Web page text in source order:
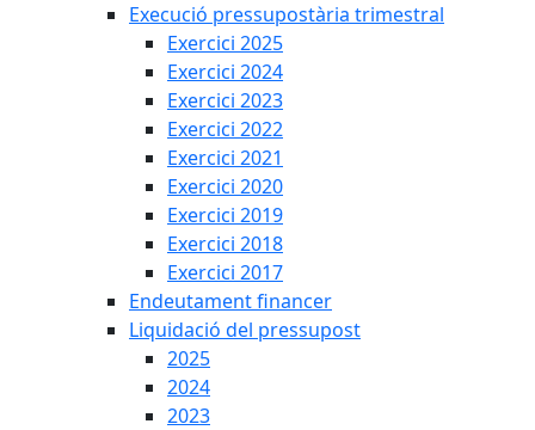
Execució pressupostària trimestral
Exercici 2025
Exercici 2024
Exercici 2023
Exercici 2022
Exercici 2021
Exercici 2020
Exercici 2019
Exercici 2018
Exercici 2017
Endeutament financer
Liquidació del pressupost
2025
2024
2023